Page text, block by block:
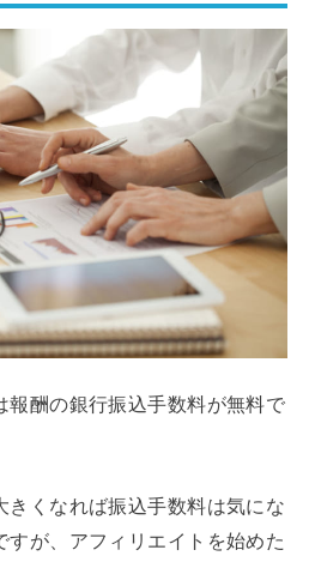
報酬の銀行振込手数料が無料で
きくなれば振込手数料は気にな
すが、アフィリエイトを始めた